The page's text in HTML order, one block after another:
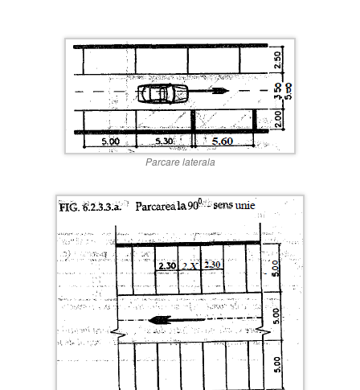
Parcare laterala